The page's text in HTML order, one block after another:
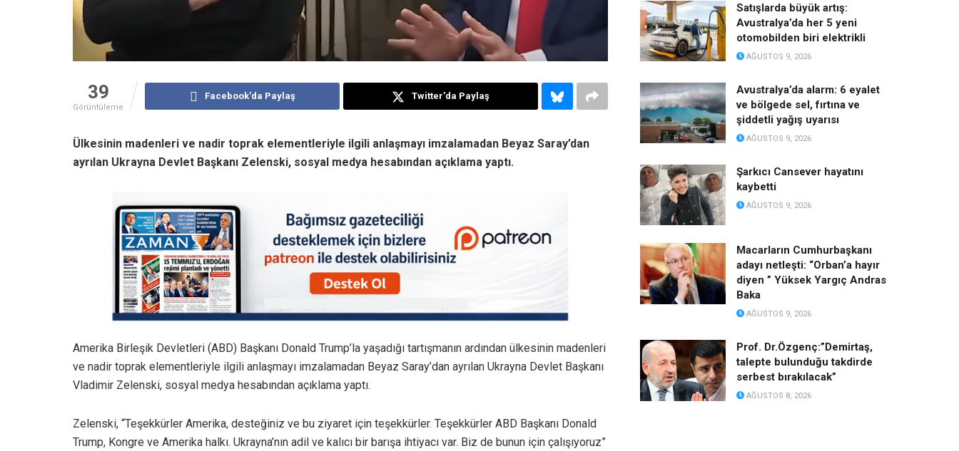
39
Görüntüleme
Facebook'da Paylaş Twitter'da Paylaş
Ülkesinin madenleri ve nadir toprak elementleriyle ilgili anlaşmayı imzalamadan Beyaz Saray’dan
ayrılan Ukrayna Devlet Başkanı Zelenski, sosyal medya hesabından açıklama yaptı.
Amerika Birleşik Devletleri (ABD) Başkanı Donald Trump’la yaşadığı tartışmanın ardından ülkesinin madenleri
ve nadir toprak elementleriyle ilgili anlaşmayı imzalamadan Beyaz Saray’dan ayrılan Ukrayna Devlet Başkanı
Vladimir Zelenski, sosyal medya hesabından açıklama yaptı.
Zelenski, “Teşekkürler Amerika, desteğiniz ve bu ziyaret için teşekkürler. Teşekkürler ABD Başkanı Donald
Trump, Kongre ve Amerika halkı. Ukrayna’nın adil ve kalıcı bir barışa ihtiyacı var. Biz de bunun için çalışıyoruz”
Satışlarda büyük artış:
Avustralya’da her 5 yeni
otomobilden biri elektrikli
AĞUSTOS 9, 2026
Avustralya’da alarm: 6 eyalet
ve bölgede sel, fırtına ve
şiddetli yağış uyarısı
AĞUSTOS 9, 2026
Şarkıcı Cansever hayatını
kaybetti
AĞUSTOS 9, 2026
Macarların Cumhurbaşkanı
adayı netleşti: “Orban’a hayır
diyen ” Yüksek Yargıç Andras
Baka
AĞUSTOS 9, 2026
Prof. Dr.Özgenç:”Demirtaş,
talepte bulunduğu takdirde
serbest bırakılacak”
AĞUSTOS 8, 2026